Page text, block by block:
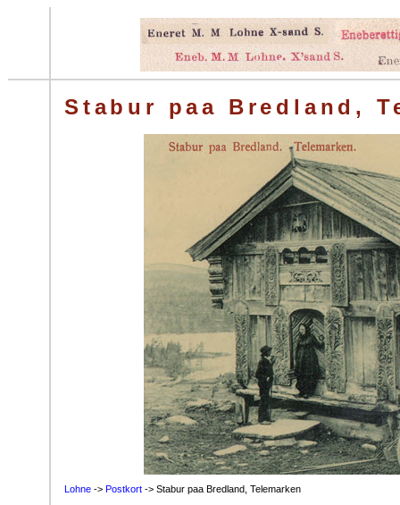
Stabur paa Bredland,
Lohne -> Postkort -> Stabur paa Bredland, Telemarken